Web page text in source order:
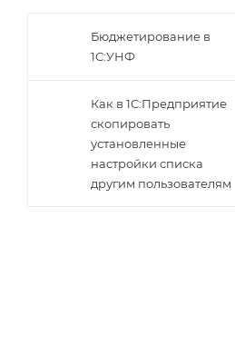
Бюджетирование в
1С:УНФ
Как в 1С:Предприятие
скопировать
установленные
настройки списка
другим пользователям